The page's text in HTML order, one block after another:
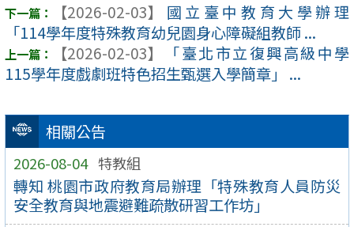
相關公告
2026-08-04 特教組
轉知 桃園市政府教育局辦理「特殊教育人員防災
安全教育與地震避難疏散研習工作坊」
【2026-02-03】
國立臺中教育大學辦理
「114學年度特殊教育幼兒園身心障礙組教師 ...
【2026-02-03】
「臺北市立復興高級中學
115學年度戲劇班特色招生甄選入學簡章」 ...